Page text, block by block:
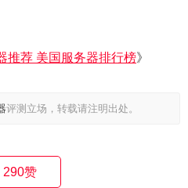
推荐 美国服务器排行榜》
评测立场，转载请注明出处。
290赞